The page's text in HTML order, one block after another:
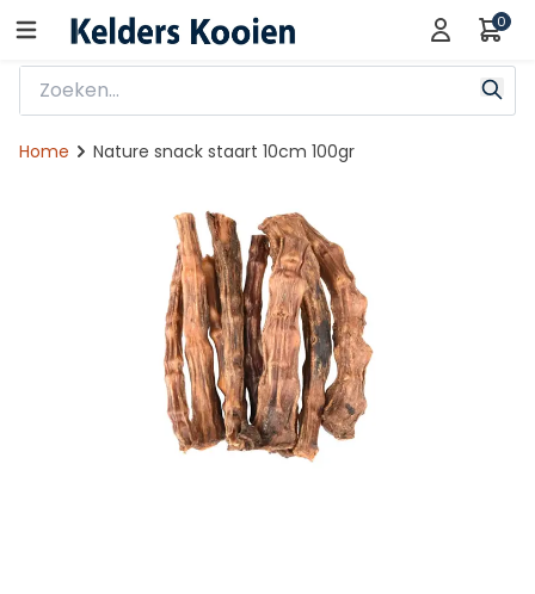
0
Home Nature snack staart 10cm 100gr